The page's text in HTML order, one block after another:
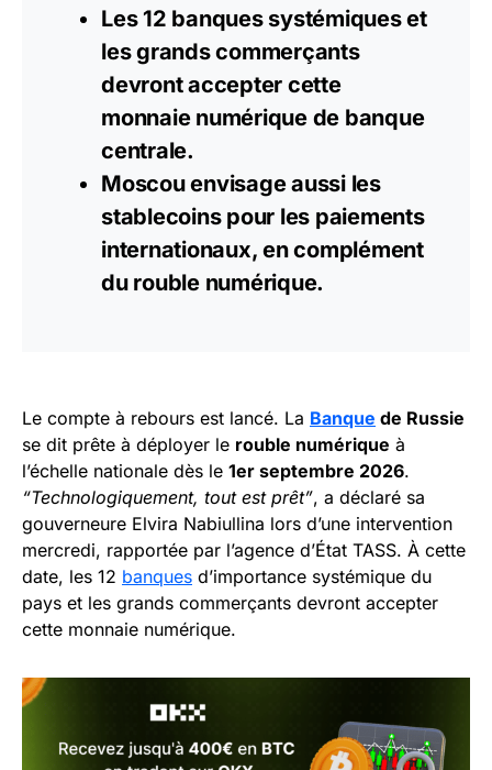
Les 12 banques systémiques et
les grands commerçants
devront accepter cette
monnaie numérique de banque
centrale.
Moscou envisage aussi les
stablecoinspour les paiements
internationaux, en complément
du rouble numérique.
Le compte à rebours est lancé. La Banque de Russie
se dit prête à déployer le rouble numérique à
l’échelle nationale dès le 1er septembre 2026.
“Technologiquement, tout est prêt”, a déclaré sa
gouverneure Elvira Nabiullina lors d’une intervention
mercredi, rapportée par l’agence d’État TASS. À cette
date, les 12 banques d’importance systémique du
pays et les grands commerçants devront accepter
cette monnaie numérique.